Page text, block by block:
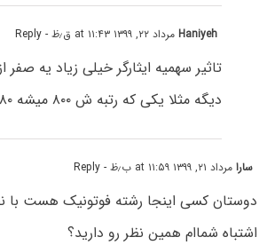
Haniyehمرداد ۲۲, ۱۳۹۹ at ۱۱:۴۳ ق٫ظ - Reply
تاثیر سهمیه ایثارگر خیلی زیاد یه صفر
دیگه مثلا یکی که رتبه ش ۸۰۰ میشه ۸۰
سارامرداد ۲۱, ۱۳۹۹ at ۱۱:۵۹ ب٫ظ - Reply
اشتباه شماام همین نظر رو دارید؟